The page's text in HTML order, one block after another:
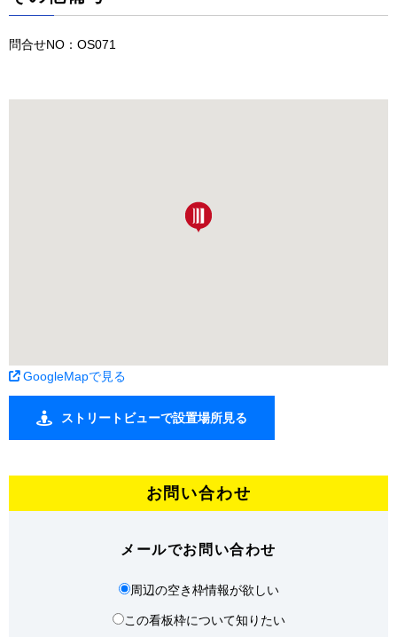
問合せNO：OS071
GoogleMapで見る
ストリートビューで設置場所見る
お問い合わせ
メールでお問い合わせ
周辺の空き枠情報が欲しい
この看板枠について知りたい